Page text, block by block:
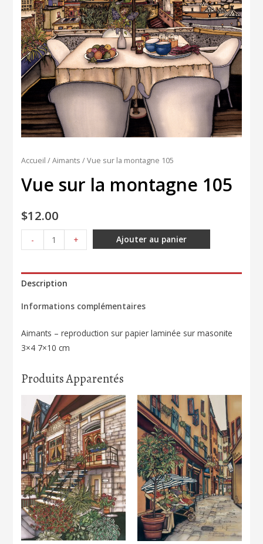
Accueil /Aimants / Vue sur la montagne 105
Vue sur la montagne 105
$12.00
-
de
sur
montagne
+ Ajouter au panier
Description
Informations complémentaires
Aimants – reproduction sur papier laminée sur masonite
3×4 7×10 cm
Produits Apparentés